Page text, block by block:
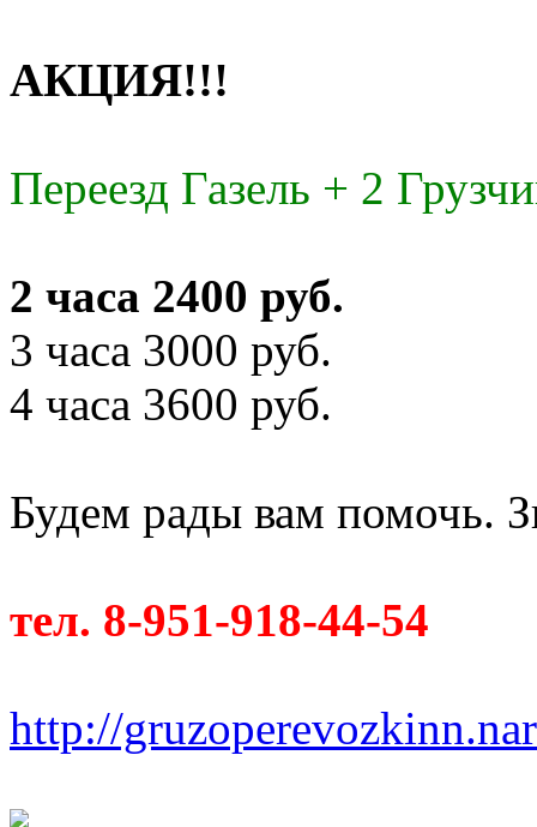
АКЦИЯ!!!
Переезд Газель + 2
2 часа 2400 руб.
3 часа 3000 руб.
4 часа 3600 руб.
Будем рады вам помочь.
тел. 8-951-918-44-54
http://